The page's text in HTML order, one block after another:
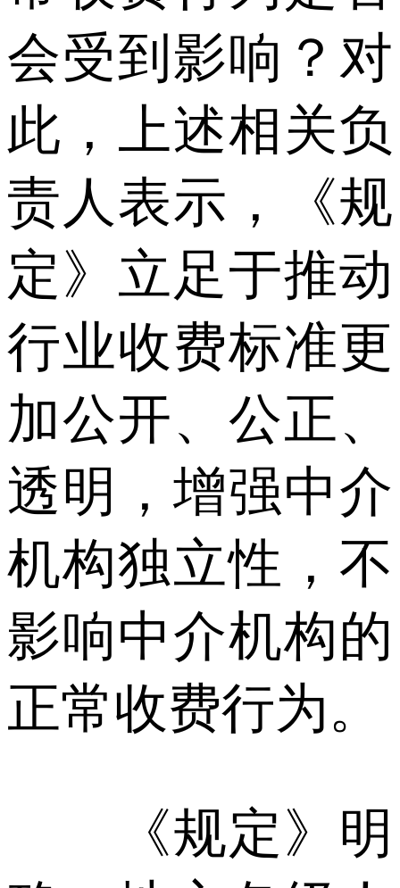
会受到影响？对
此，上述相关负
责人表示，《规
定》立足于推动
行业收费标准更
加公开、公正、
透明，增强中介
机构独立性，不
影响中介机构的
正常收费行为。
《规定》明